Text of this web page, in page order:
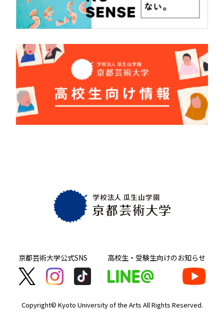
京都芸術大学公式SNS 高校生・受験生向けのお知らせ
Copyright© Kyoto University of the Arts All Rights Reserved.